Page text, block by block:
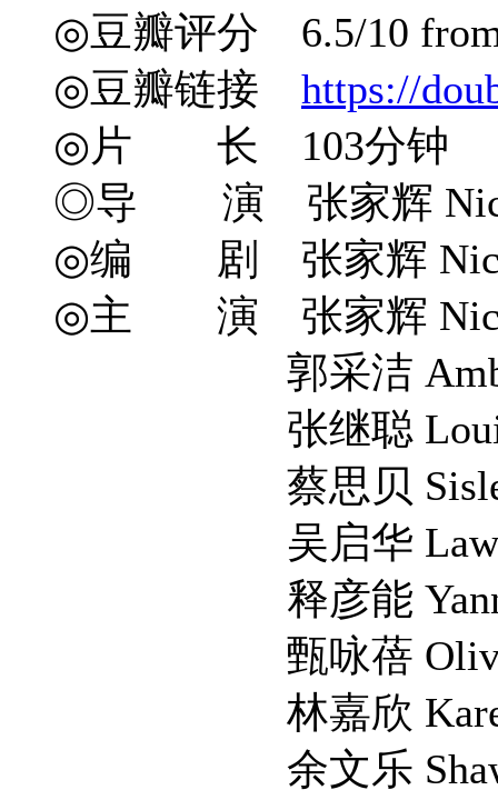
◎豆瓣评分 6.5/10 from
◎豆瓣链接 https://
◎片 长 103分钟
◎导 演 张家辉 Nick
◎编 剧 张家辉 Nick
◎主 演 张家辉 Nick
郭采洁
张继聪 Louis
蔡思贝 Sisley
吴启华
释彦能
甄咏蓓 Olivia
林嘉欣
余文乐 Shawn